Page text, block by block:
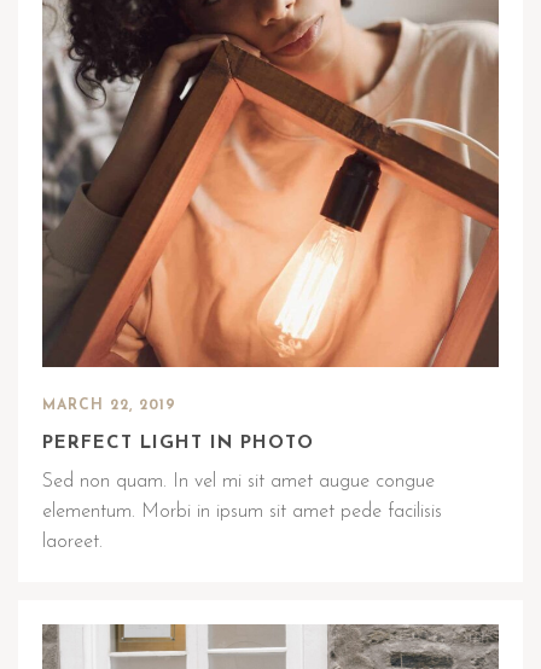
MARCH 22, 2019
PERFECT LIGHT IN PHOTO
Sed non quam. In vel mi sit amet augue congue
elementum. Morbi in ipsum sit amet pede facilisis
laoreet.